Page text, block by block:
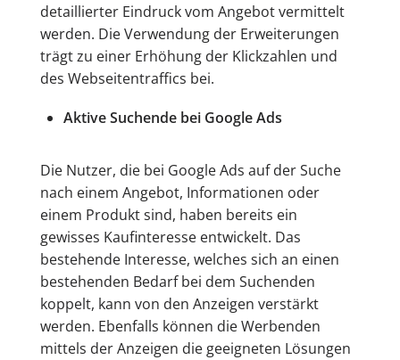
detaillierter Eindruck vom Angebot vermittelt
werden. Die Verwendung der Erweiterungen
trägt zu einer Erhöhung der Klickzahlen und
des Webseitentraffics bei.
Aktive Suchende bei Google Ads
Die Nutzer, die bei Google Ads auf der Suche
nach einem Angebot, Informationen oder
einem Produkt sind, haben bereits ein
gewisses Kaufinteresse entwickelt. Das
bestehende Interesse, welches sich an einen
bestehenden Bedarf bei dem Suchenden
koppelt, kann von den Anzeigen verstärkt
werden. Ebenfalls können die Werbenden
mittels der Anzeigen die geeigneten Lösungen